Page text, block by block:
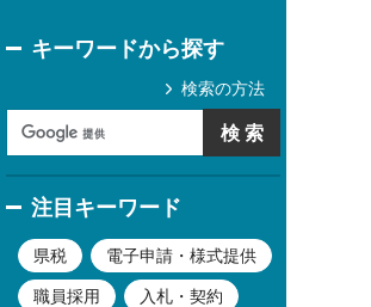
キーワードから探す
検索の方法
注目キーワード
県税 電子申請・様式提供
職員採用 入札・契約